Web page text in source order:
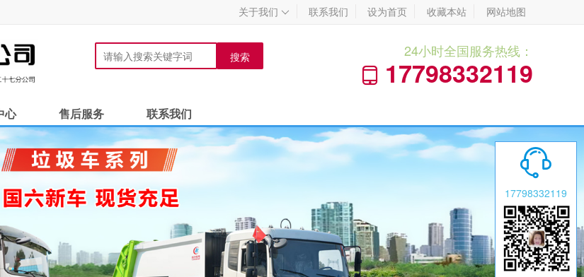
关于我们  联系我们 设为首页 收藏本站 网站地图
搜索
24小时全国服务热线：
 17798332119
心 售后服务 联系我们

17798332119